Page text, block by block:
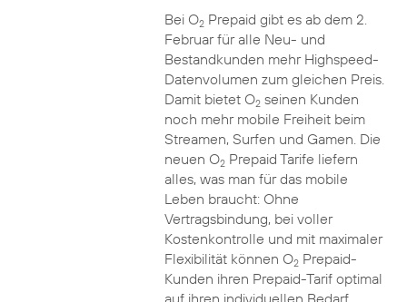
Bei O2Prepaid gibt es ab dem 2.
Februar für alle Neu- und
Bestandkunden mehr Highspeed-
Datenvolumen zum gleichen Preis.
Damit bietet O2seinen Kunden
noch mehr mobile Freiheit beim
Streamen, Surfen und Gamen. Die
neuen O2Prepaid Tarife liefern
alles, was man für das mobile
Leben braucht: Ohne
Vertragsbindung, bei voller
Kostenkontrolle und mit maximaler
Flexibilität können O2Prepaid-
Kunden ihren Prepaid-Tarif optimal
auf ihren individuellen Bedarf